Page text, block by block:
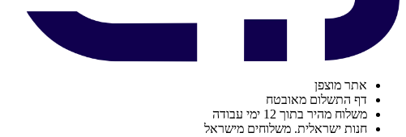
אתר מוצפן
דף התשלום מאובטח
משלוח מהיר בתוך 12 ימי עבודה
חנות ישראלית. משלוחים מישראל